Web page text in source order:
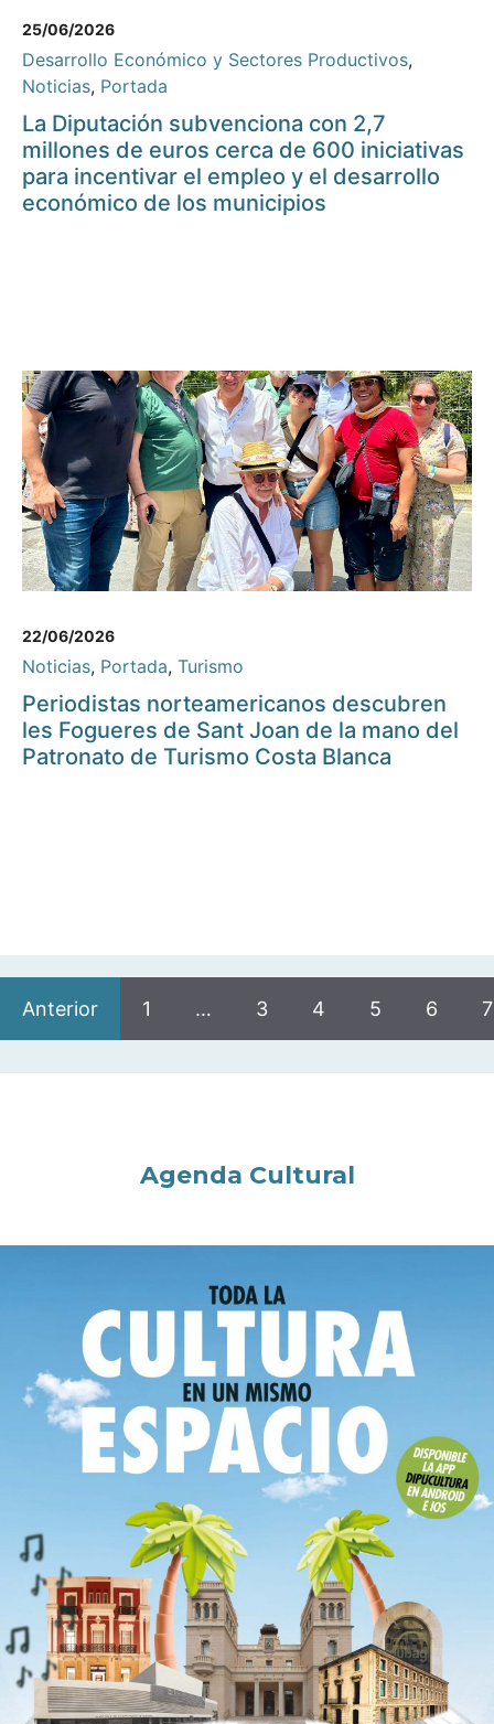
25/06/2026
Desarrollo Económico y Sectores Productivos,
Noticias, Portada
La Diputación subvenciona con 2,7
millones de euros cerca de 600 iniciativas
para incentivar el empleo y el desarrollo
económico de los municipios
22/06/2026
Noticias, Portada, Turismo
Periodistas norteamericanos descubren
les Fogueres de Sant Joan de la mano del
Patronato de Turismo Costa Blanca
Anterior 1 … 3 4 5 6 7
Agenda Cultural